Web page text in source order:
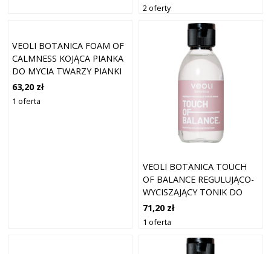
DZIAŁANIU NAWILŻAJĄCO-
ŁAGODZĄCYM BUT FIRST,
SUNSCREEN OCHRONA
PRZECIWSŁONECZ
2 oferty
VEOLI BOTANICA FOAM OF
CALMNESS KOJĄCA PIANKA
DO MYCIA TWARZY PIANKI
DO TWARZY 150 ML
63,20 zł
1 oferta
VEOLI BOTANICA TOUCH
OF BALANCE REGULUJĄCO-
WYCISZAJĄCY TONIK DO
TWARZY TONIKI DO
TWARZY 150 ML
71,20 zł
1 oferta